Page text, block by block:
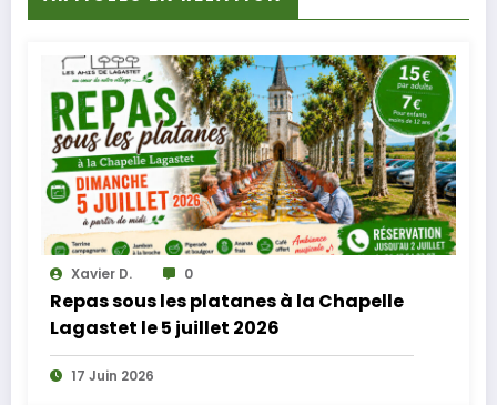
Xavier D. 0
Repas sous les platanes à la Chapelle
Lagastet le 5 juillet 2026
17 Juin 2026